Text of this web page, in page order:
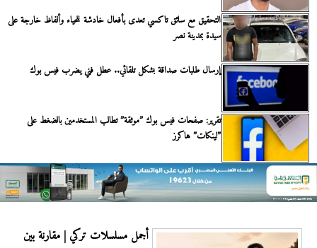
التحقيق مع سائق تاكسي تعدى بأفعال خادشة للحياء وألفاظ خارجة على
سيدة بمدينة نصر
إرسال طلبات صداقة بشكل تلقائي.. عطل فني يضرب فيس بوك
تقرير: صفحات فيس بوك ”موثقة” تطالب المستخدمين بالضغط على
”لينكات” هاكرز
أجمل مسلسلات تركي | مقارنة بين